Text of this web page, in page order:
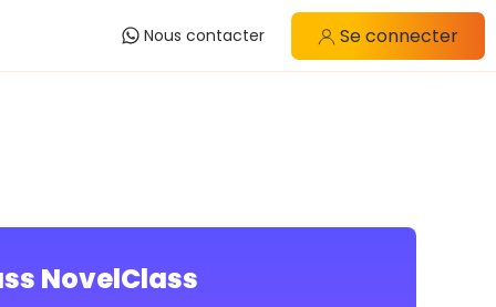
Nous contacter Se connecter
NovelClass